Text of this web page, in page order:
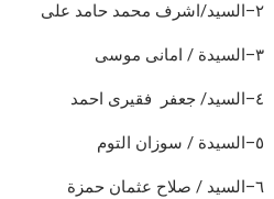
٢– السيد/ اشرف محمد حامد على
٣– السيدة / امانى موسى
٤– السيد/ جعفر فقيرى احمد
٥– السيدة / سوزان التوم
٦– السيد / صلاح عثمان حمزة